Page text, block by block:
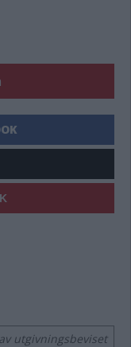
utgivningsbeviset